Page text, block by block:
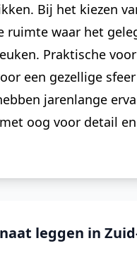
Bij het kiezen
ruimte waar het
Praktische
een gezellige
jarenlange
oog voor detail
leggen in